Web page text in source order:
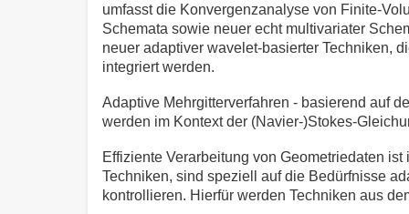
umfasst die Konvergenzanalyse von Finite-
Schemata sowie neuer echt multivariater
neuer adaptiver wavelet-basierter Techniken,
integriert werden.
Adaptive Mehrgitterverfahren - basierend auf
werden im Kontext der (Navier-)Stokes-
Effiziente Verarbeitung von Geometriedaten
Techniken, sind speziell auf die Bedürfnisse
kontrollieren. Hierfür werden Techniken aus